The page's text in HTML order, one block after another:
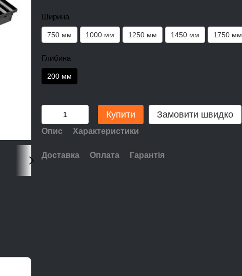
Ширина
750 мм 1000 мм 1250 мм 1450 мм 1750 мм
Глибина
200 мм
Купити Замовити швидко
Опис Характеристики
Доставка Оплата Гарантія